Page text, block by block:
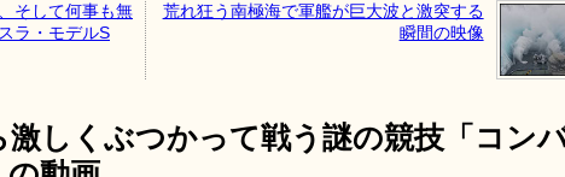
そして何事も無
ラ・モデルS
荒れ狂う南極海で軍艦が巨大波と激突する
瞬間の映像
しくぶつかって戦う謎の競技「コン